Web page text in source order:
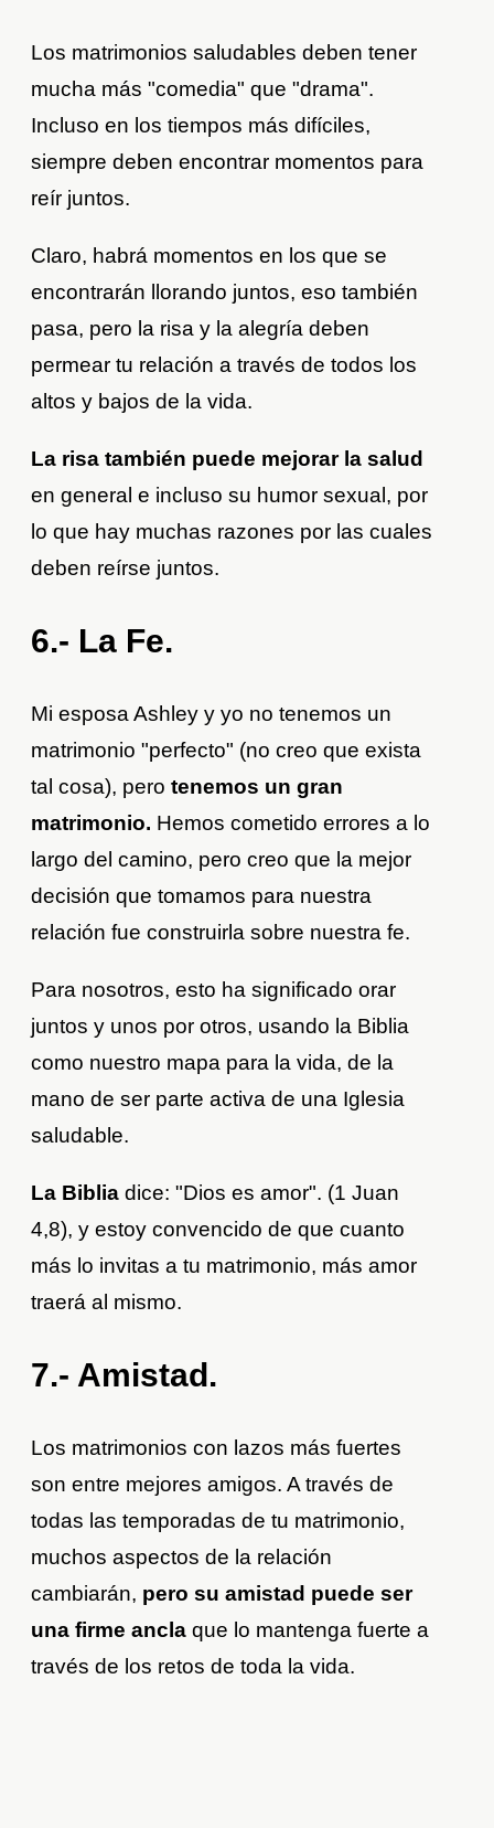
Los matrimonios saludables deben tener
mucha más "comedia" que "drama".
Incluso en los tiempos más difíciles,
siempre deben encontrar momentos para
reír juntos.
Claro, habrá momentos en los que se
encontrarán llorando juntos, eso también
pasa, pero la risa y la alegría deben
permear tu relación a través de todos los
altos y bajos de la vida.
La risa también puede mejorar la salud
en general e incluso su humor sexual, por
lo que hay muchas razones por las cuales
deben reírse juntos.
6.- La Fe.
Mi esposa Ashley y yo no tenemos un
matrimonio "perfecto" (no creo que exista
tal cosa), perotenemos un gran
matrimonio. Hemos cometido errores a lo
largo del camino, pero creo que la mejor
decisión que tomamos para nuestra
relación fue construirla sobre nuestra fe.
Para nosotros, esto ha significado orar
juntos y unos por otros, usando la Biblia
como nuestro mapa para la vida, de la
mano de ser parte activa de una Iglesia
saludable.
La Biblia dice: "Dios es amor". (1 Juan
4,8), y estoy convencido de que cuanto
más lo invitas a tu matrimonio, más amor
traerá al mismo.
7.- Amistad.
Los matrimonios con lazos más fuertes
son entre mejores amigos. A través de
todas las temporadas de tu matrimonio,
muchos aspectos de la relación
cambiarán, pero su amistad puede ser
una firme ancla que lo mantenga fuerte a
través de los retos de toda la vida.